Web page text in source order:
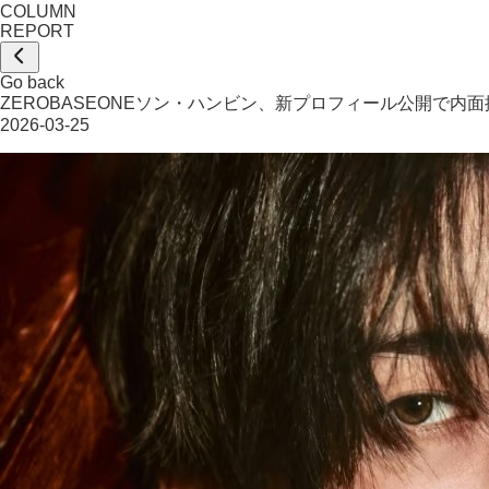
COLUMN
REPORT
Go back
ZEROBASEONEソン・ハンビン、新プロフィール公開で内面
2026-03-25